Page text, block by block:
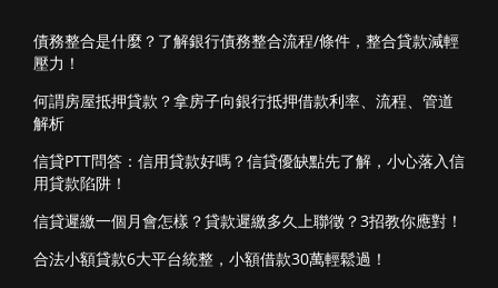
債務整合是什麼？了解銀行債務整合流程/條件，整合貸款減輕
壓力！
何謂房屋抵押貸款？拿房子向銀行抵押借款利率、流程、管道
解析
信貸PTT問答：信用貸款好嗎？信貸優缺點先了解，小心落入信
用貸款陷阱！
信貸遲繳一個月會怎樣？貸款遲繳多久上聯徵？3招教你應對！
合法小額貸款6大平台統整，小額借款30萬輕鬆過！